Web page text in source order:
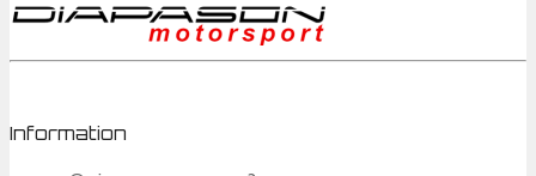
Information